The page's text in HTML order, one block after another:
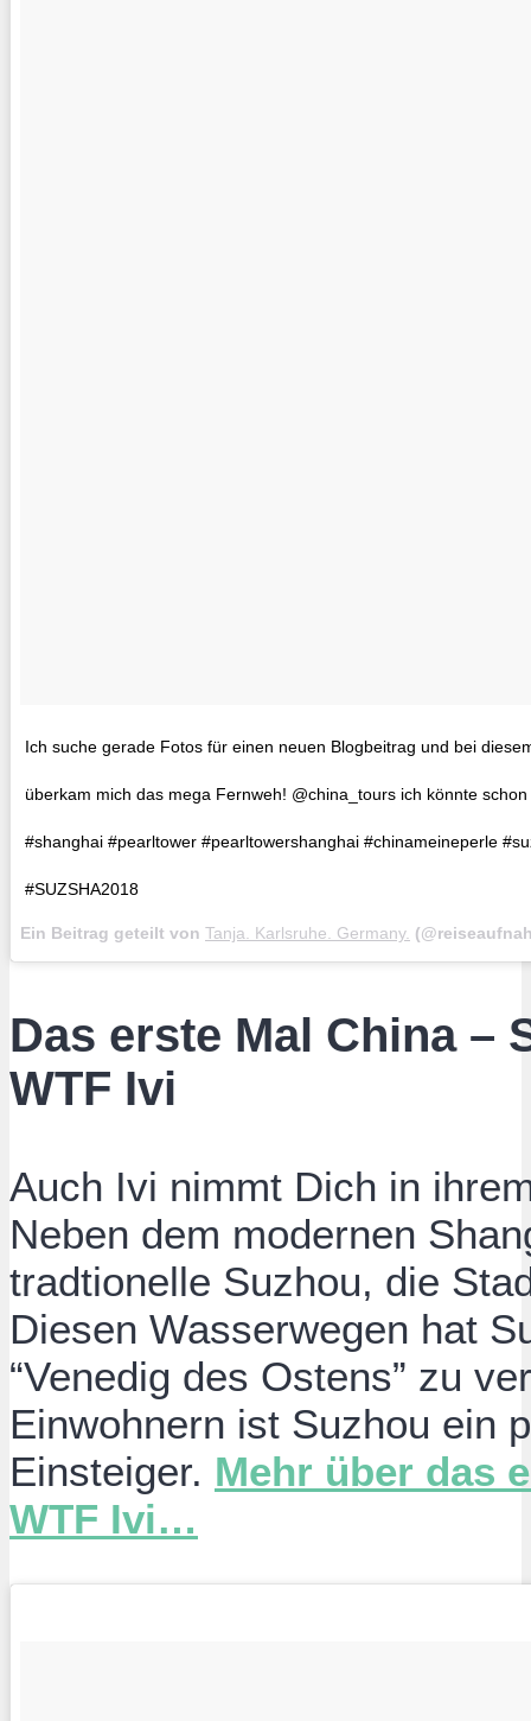
Ich suche gerade Fotos für einen neuen Blogbeitrag und bei
überkam mich das mega Fernweh! @china_tours ich könnte
#shanghai #pearltower #pearltowershanghai #chinameineperle
#SUZSHA2018
Ein Beitrag geteilt von Tanja. Karlsruhe. Germany.
Das erste Mal China –
WTF Ivi
Auch Ivi nimmt Dich in
Neben dem modernen
tradtionelle Suzhou, die
Diesen Wasserwegen hat
“Venedig des Ostens” zu
Einwohnern ist Suzhou ein
Einsteiger. Mehr über das
WTF Ivi…